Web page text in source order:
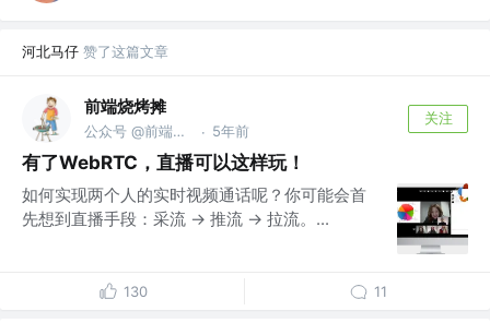
河北马仔 赞了这篇文章
前端烧烤摊
公众号 @前端烧烤摊 · 5年前
关注
有了WebRTC，直播可以这样玩！
如何实现两个人的实时视频通话呢？你可能会首
先想到直播手段：采流 -> 推流 -> 拉流。...
130 11